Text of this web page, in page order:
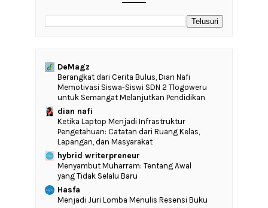
DeMagz
‎Berangkat dari Cerita Bulus, Dian Nafi
Memotivasi Siswa-Siswi SDN 2 Tlogoweru
untuk Semangat Melanjutkan Pendidikan
dian nafi
Ketika Laptop Menjadi Infrastruktur
Pengetahuan: Catatan dari Ruang Kelas,
Lapangan, dan Masyarakat
hybrid writerpreneur
Menyambut Muharram: Tentang Awal
yang Tidak Selalu Baru
Hasfa
Menjadi Juri Lomba Menulis Resensi Buku